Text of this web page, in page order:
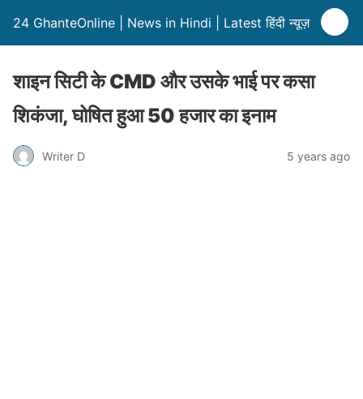
24 GhanteOnline | News in Hindi | Latest हिंदी न्यूज़
शाइन सिटी के CMD और उसके भाई पर कसा
शिकंजा, घोषित हुआ 50 हजार का इनाम
Writer D 5 years ago